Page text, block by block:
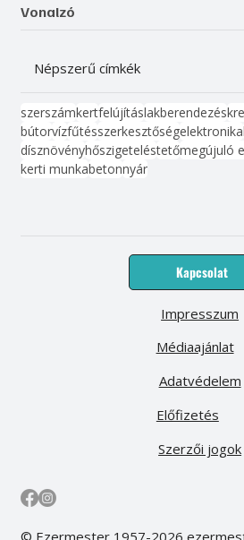
Vonalzó
Népszerű címkék
szerszámkertfelújításlakberendezés
bútorvízfűtésszerkesztőségelektronika
dísznövényhőszigeteléstetőmegújuló
kerti munkabetonnyár
Kapcsolat
Médiaajánlat
Előfizetés
Impresszum
Adatvédelem
Szerzői jogok
© Ezermester 1957-2026